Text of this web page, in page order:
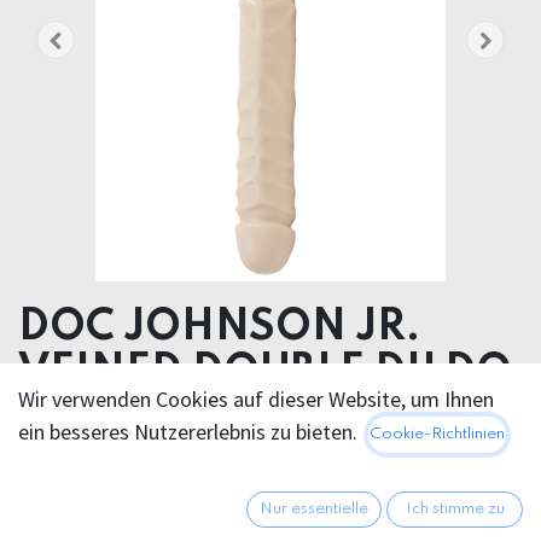
DOC JOHNSON JR.
VEINED DOUBLE DILDO
30cm
Product weight 410.00 grams
Product diameter 4.10 cm
Wir verwenden Cookies auf dieser Website, um Ihnen
ein besseres Nutzererlebnis zu bieten.
Cookie-Richtlinien
Nur essentielle Ich stimme zu